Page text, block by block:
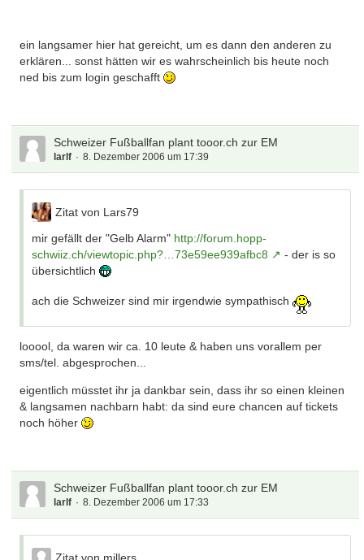
ein langsamer hier hat gereicht, um es dann den anderen zu
erklären... sonst hätten wir es wahrscheinlich bis heute noch
ned bis zum login geschafft
Schweizer Fußballfan plant tooor.ch zur EM
larlf 8. Dezember 2006 um 17:39
Zitat von Lars79
mir gefällt der "Gelb Alarm" http://forum.hopp-
schwiiz.ch/viewtopic.php?…73e59ee939afbc8
- der is so
übersichtlich
ach die Schweizer sind mir irgendwie sympathisch
looool, da waren wir ca. 10 leute & haben uns vorallem per
sms/tel. abgesprochen...
eigentlich müsstet ihr ja dankbar sein, dass ihr so einen kleinen
& langsamen nachbarn habt: da sind eure chancen auf tickets
noch höher
Schweizer Fußballfan plant tooor.ch zur EM
larlf 8. Dezember 2006 um 17:33
Zitat von millers